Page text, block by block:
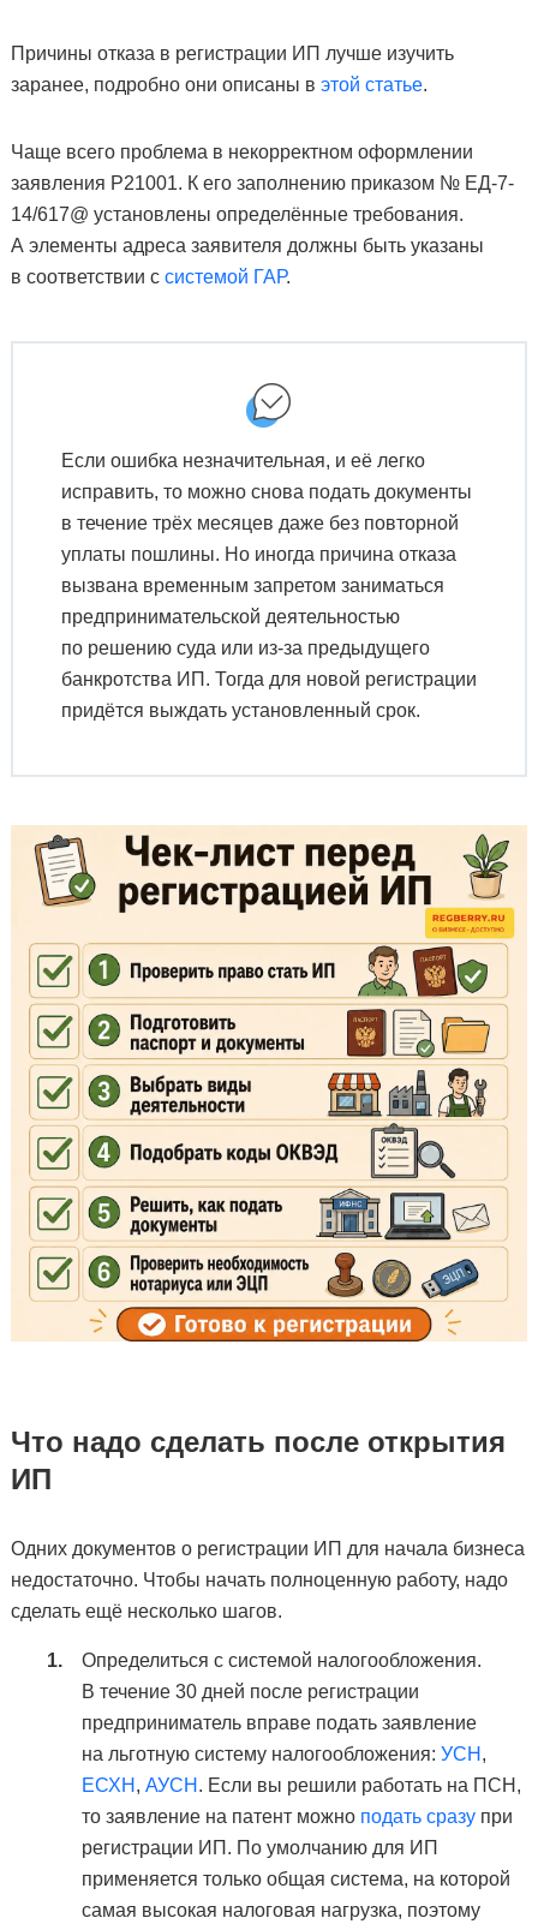
Причины отказа в регистрации ИП лучше изучить
заранее, подробно они описаны в этой статье.
Чаще всего проблема в некорректном оформлении
заявления Р21001. К его заполнению приказом № ЕД-7-
14/617@ установлены определённые требования.
А элементы адреса заявителя должны быть указаны
в соответствии с системой ГАР.
Если ошибка незначительная, и её легко
исправить, то можно снова подать документы
в течение трёх месяцев даже без повторной
уплаты пошлины. Но иногда причина отказа
вызвана временным запретом заниматься
предпринимательской деятельностью
по решению суда или из-за предыдущего
банкротства ИП. Тогда для новой регистрации
придётся выждать установленный срок.
Что надо сделать после открытия
ИП
Одних документов о регистрации ИП для начала бизнеса
недостаточно. Чтобы начать полноценную работу, надо
сделать ещё несколько шагов.
Определиться с системой налогообложения.
В течение 30 дней после регистрации
предприниматель вправе подать заявление
на льготную систему налогообложения: УСН ,
ЕСХН , АУСН . Если вы решили работать на ПСН,
то заявление на патент можно подать сразупри
регистрации ИП. По умолчанию для ИП
применяется только общая система, на которой
самая высокая налоговая нагрузка, поэтому